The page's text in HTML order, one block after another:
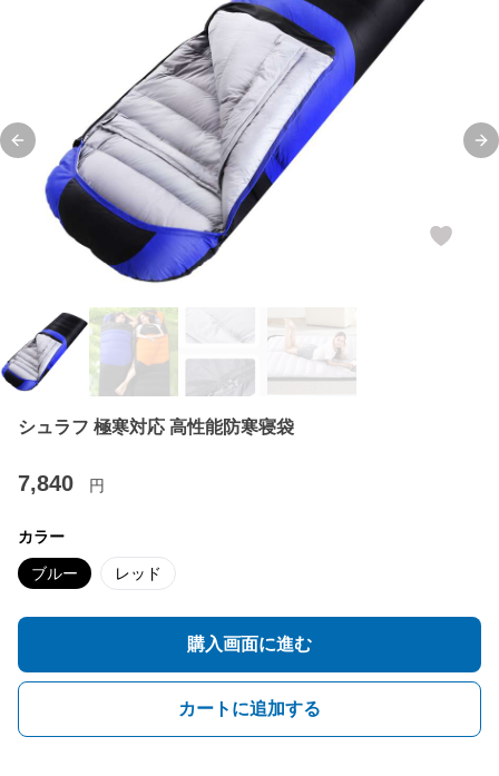
Previous slide
シュラフ 極寒対応 高性能防寒寝袋
7,840 円
カラー
ブルー レッド
購入画面に進む
カートに追加する